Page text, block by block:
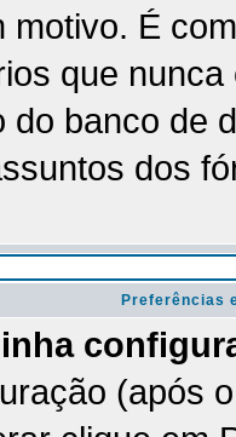
motivo. É
que
do banco de
dos
Preferências
(após